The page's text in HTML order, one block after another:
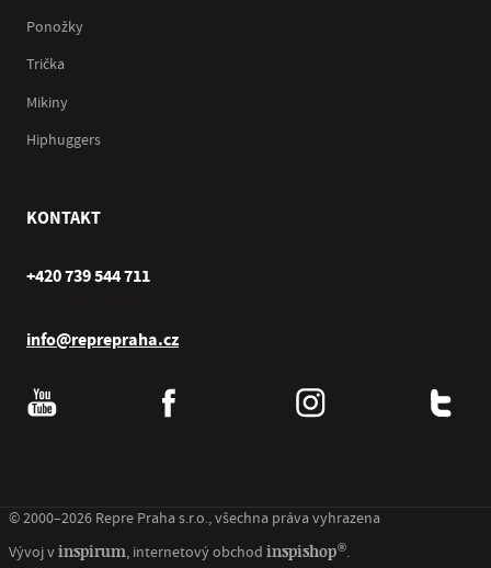
Ponožky
Trička
Mikiny
Hiphuggers
KONTAKT
+420 739 544 711
info@reprepraha.cz
© 2000–2026 Repre Praha s.r.o., všechna práva vyhrazena
Vývoj vinspirum, internetový obchod inspishop®.